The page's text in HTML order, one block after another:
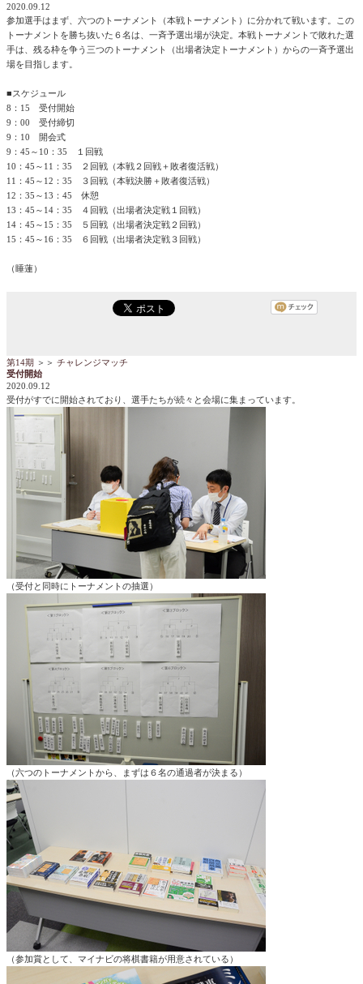
2020.09.12
参加選手はまず、六つのトーナメント（本戦トーナメント）に分かれて戦います。この
トーナメントを勝ち抜いた６名は、一斉予選出場が決定。本戦トーナメントで敗れた選
手は、残る枠を争う三つのトーナメント（出場者決定トーナメント）からの一斉予選出
場を目指します。
■スケジュール
8：15 受付開始
9：00 受付締切
9：10 開会式
9：45～10：35 １回戦
10：45～11：35 ２回戦（本戦２回戦＋敗者復活戦）
11：45～12：35 ３回戦（本戦決勝＋敗者復活戦）
12：35～13：45 休憩
13：45～14：35 ４回戦（出場者決定戦１回戦）
14：45～15：35 ５回戦（出場者決定戦２回戦）
15：45～16：35 ６回戦（出場者決定戦３回戦）
（睡蓮）
第14期 ＞＞ チャレンジマッチ
受付開始
2020.09.12
受付がすでに開始されており、選手たちが続々と会場に集まっています。
（受付と同時にトーナメントの抽選）
（六つのトーナメントから、まずは６名の通過者が決まる）
（参加賞として、マイナビの将棋書籍が用意されている）